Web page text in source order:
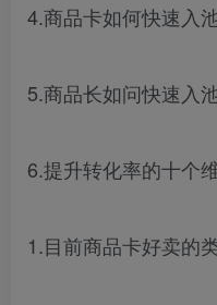
4.商品卡如何快速入
5.商品长如问快速入
6.提升转化率的十个
1.目前商品卡好卖的